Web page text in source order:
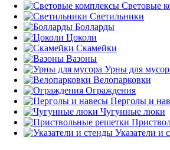
Световые
Светильники
Болларды
Цоколи
Скамейки
Вазоны
Урны для
Велопарковки
Ограждения
Перголы и
Чугунные люки
Указатели и